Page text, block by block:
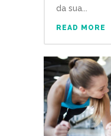
da sua...
READ MORE